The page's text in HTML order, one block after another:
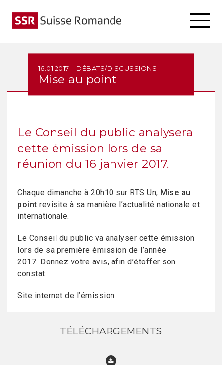
16.01.2017 – DÉBATS/DISCUSSIONS
Mise au point
Le Conseil du public analysera
cette émission lors de sa
réunion du 16 janvier 2017.
Chaque dimanche à 20h10 sur RTS Un, Mise au
point revisite à sa manière l’actualité nationale et
internationale.
Le Conseil du public va analyser cette émission
lors de sa première émission de l’année
2017. Donnez votre avis, afin d’étoffer son
constat.
Site internet de l’émission
TÉLÉCHARGEMENTS